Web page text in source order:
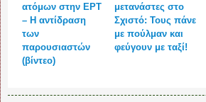
ατόμων στην ΕΡΤ
– Η αντίδραση
των
παρουσιαστών
(βίντεο)
μετανάστες στο
Σχιστό: Τους πάνε
με πούλμαν και
φεύγουν με ταξί!